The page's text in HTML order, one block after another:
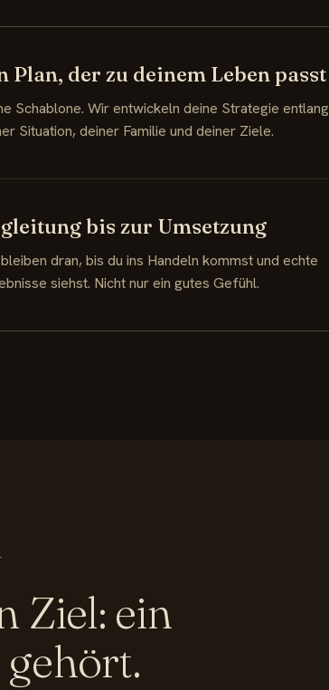
Plan, der zu deinem Leben passt
Schablone. Wir entwickeln deine Strategie entlang
Situation, deiner Familie und deiner Ziele.
bis zur Umsetzung
dran, bis du ins Handeln kommst und echte
siehst. Nicht nur ein gutes Gefühl.
Ziel: ein